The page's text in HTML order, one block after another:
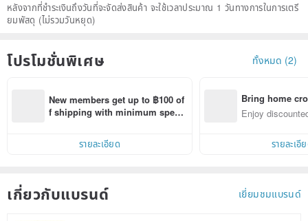
หลังจากที่ชำระเงินถึงวันที่จะจัดส่งสินค้า จะใช้เวลาประมาณ 1 วันทางการในการเตรี
ยมพัสดุ (ไม่รวมวันหยุด)
โปรโมชั่นพิเศษ ทั้งหมด (2)
New members get up to ฿100 of
f shipping with minimum spen
within 7 days!
รายละเอียด
Bring home
n with ease
Enjoy
รายละเอี
เกี่ยวกับแบรนด์ เยี่ยมชมแบรนด์